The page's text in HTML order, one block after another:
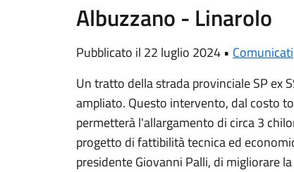
Albuzzano - Linarolo
Pubblicato il 22 luglio 2024 • Comunicati
Un tratto della strada provinciale SP ex
ampliato. Questo intervento, dal costo
permetterà l'allargamento di circa 3
progetto di fattibilità tecnica ed
presidente Giovanni Palli, di migliorare